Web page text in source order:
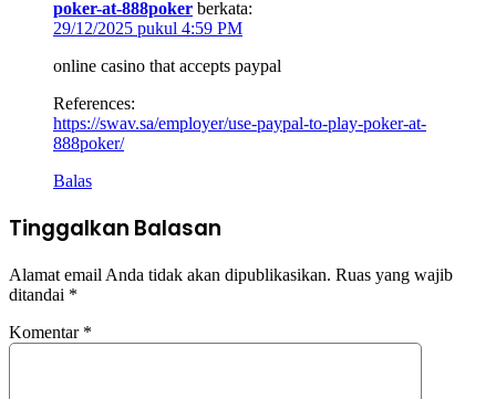
poker-at-888poker berkata:
29/12/2025 pukul 4:59 PM
online casino that accepts paypal
References:
https://swav.sa/employer/use-paypal-to-play-poker-at-
888poker/
Balas
Tinggalkan Balasan
Alamat email Anda tidak akan dipublikasikan. Ruas yang wajib
ditandai *
Komentar *